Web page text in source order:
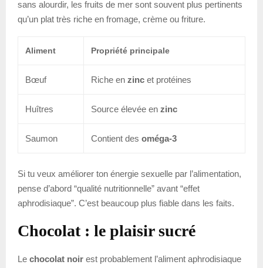
sans alourdir, les fruits de mer sont souvent plus pertinents
qu’un plat très riche en fromage, crème ou friture.
Aliment Propriété principale
Bœuf Riche en zinc et protéines
Huîtres Source élevée en zinc
Saumon Contient des oméga-3
Si tu veux améliorer ton énergie sexuelle par l’alimentation,
pense d’abord “qualité nutritionnelle” avant “effet
aphrodisiaque”. C’est beaucoup plus fiable dans les faits.
Chocolat : le plaisir sucré
Le chocolat noir est probablement l’aliment aphrodisiaque